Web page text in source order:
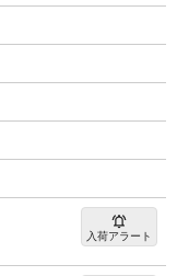
入荷アラート